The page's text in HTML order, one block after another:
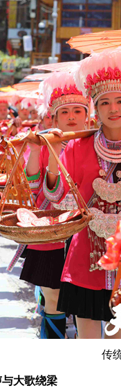
传
与大歌绕梁